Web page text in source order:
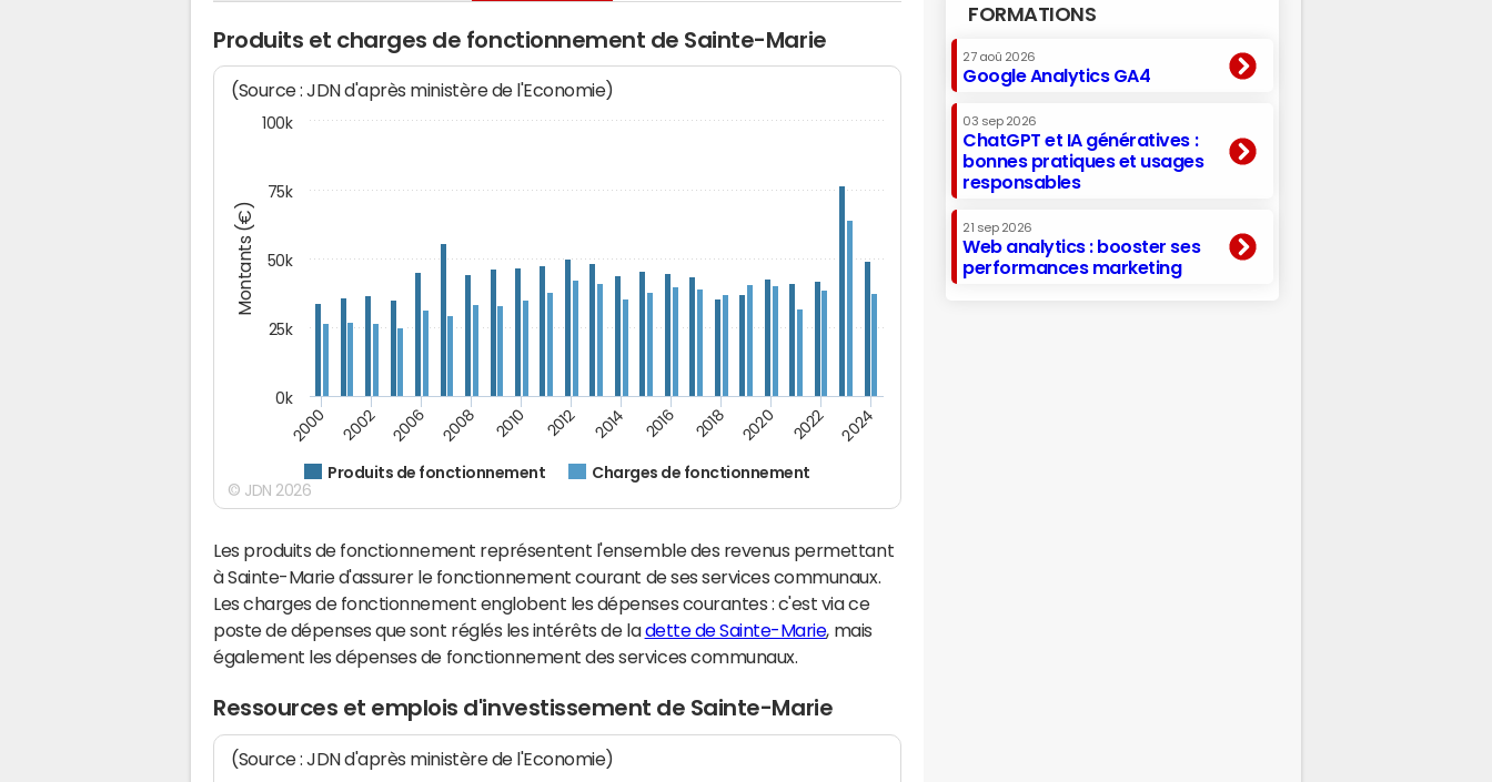
Produits et charges de fonctionnement de Sainte-Marie
Montants (€)
(Source : JDN d'après ministère de l'Economie)
Produits de fonctionnement Charges de fonctionnement
2000 2002 2006 2008 2010 2012 2014 2016 2018 2020 2022 2024
0k
100k
25k
50k
75k
© JDN 2026
Les produits de fonctionnement représentent l'ensemble des revenus permettant
à Sainte-Marie d'assurer le fonctionnement courant de ses services communaux.
Les charges de fonctionnement englobent les dépenses courantes : c'est via ce
poste de dépenses que sont réglés les intérêts de ladette de Sainte-Marie, mais
également les dépenses de fonctionnement des services communaux.
Ressources et emplois d'investissement de Sainte-Marie
(Source : JDN d'après ministère de l'Economie)
FORMATIONS
27 aoû 2026
Google Analytics GA4
03 sep 2026
ChatGPT et IA génératives :
bonnes pratiques et usages
responsables
21 sep 2026
Web analytics : booster ses
performances marketing